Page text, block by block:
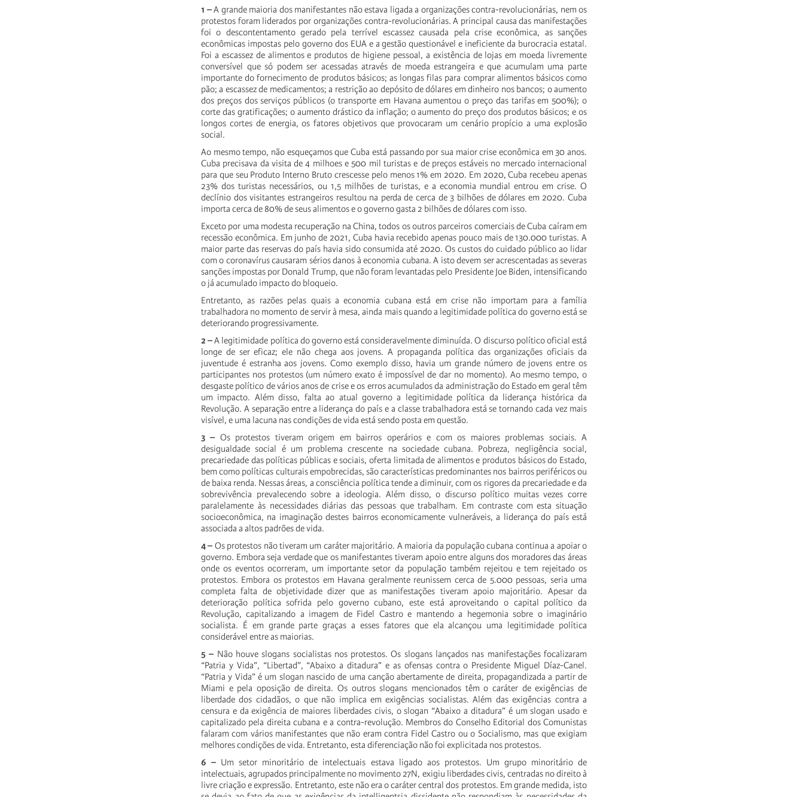
1 –A grande maioria dos manifestantes não estava ligada a organizações contra-revolucionárias, nem os
protestos foram liderados por organizações contra-revolucionárias. A principal causa das manifestações
foi o descontentamento gerado pela terrível escassez causada pela crise econômica, as sanções
econômicas impostas pelo governo dos EUA e a gestão questionável e ineficiente da burocracia estatal.
Foi a escassez de alimentos e produtos de higiene pessoal, a existência de lojas em moeda livremente
conversível que só podem ser acessadas através de moeda estrangeira e que acumulam uma parte
importante do fornecimento de produtos básicos; as longas filas para comprar alimentos básicos como
pão; a escassez de medicamentos; a restrição ao depósito de dólares em dinheiro nos bancos; o aumento
dos preços dos serviços públicos (o transporte em Havana aumentou o preço das tarifas em 500%); o
corte das gratificações; o aumento drástico da inflação; o aumento do preço dos produtos básicos; e os
longos cortes de energia, os fatores objetivos que provocaram um cenário propício a uma explosão
social.
Ao mesmo tempo, não esqueçamos que Cuba está passando por sua maior crise econômica em 30 anos.
Cuba precisava da visita de 4 milhoes e 500 mil turistas e de preços estáveis no mercado internacional
para que seu Produto Interno Bruto crescesse pelo menos 1% em 2020. Em 2020, Cuba recebeu apenas
23% dos turistas necessários, ou 1,5 milhões de turistas, e a economia mundial entrou em crise. O
declínio dos visitantes estrangeiros resultou na perda de cerca de 3 bilhões de dólares em 2020. Cuba
importa cerca de 80% de seus alimentos e o governo gasta 2 bilhões de dólares com isso.
Exceto por uma modesta recuperação na China, todos os outros parceiros comerciais de Cuba caíram em
recessão econômica. Em junho de 2021, Cuba havia recebido apenas pouco mais de 130.000 turistas. A
maior parte das reservas do país havia sido consumida até 2020. Os custos do cuidado público ao lidar
com o coronavírus causaram sérios danos à economia cubana. A isto devem ser acrescentadas as severas
sanções impostas por Donald Trump, que não foram levantadas pelo Presidente Joe Biden, intensificando
o já acumulado impacto do bloqueio.
Entretanto, as razões pelas quais a economia cubana está em crise não importam para a família
trabalhadora no momento de servir à mesa, ainda mais quando a legitimidade política do governo está se
deteriorando progressivamente.
2 –A legitimidade política do governo está consideravelmente diminuída. O discurso político oficial está
longe de ser eficaz; ele não chega aos jovens. A propaganda política das organizações oficiais da
juventude é estranha aos jovens. Como exemplo disso, havia um grande número de jovens entre os
participantes nos protestos (um número exato é impossível de dar no momento). Ao mesmo tempo, o
desgaste político de vários anos de crise e os erros acumulados da administração do Estado em geral têm
um impacto. Além disso, falta ao atual governo a legitimidade política da liderança histórica da
Revolução. A separação entre a liderança do país e a classe trabalhadora está se tornando cada vez mais
visível, e uma lacuna nas condições de vida está sendo posta em questão.
3 – Os protestos tiveram origem em bairros operários e com os maiores problemas sociais. A
desigualdade social é um problema crescente na sociedade cubana. Pobreza, negligência social,
precariedade das políticas públicas e sociais, oferta limitada de alimentos e produtos básicos do Estado,
bem como políticas culturais empobrecidas, são características predominantes nos bairros periféricos ou
de baixa renda. Nessas áreas, a consciência política tende a diminuir, com os rigores da precariedade e da
sobrevivência prevalecendo sobre a ideologia. Além disso, o discurso político muitas vezes corre
paralelamente às necessidades diárias das pessoas que trabalham. Em contraste com esta situação
socioeconômica, na imaginação destes bairros economicamente vulneráveis, a liderança do país está
associada a altos padrões de vida.
4 – Os protestos não tiveram um caráter majoritário. A maioria da população cubana continua a apoiar o
governo. Embora seja verdade que os manifestantes tiveram apoio entre alguns dos moradores das áreas
onde os eventos ocorreram, um importante setor da população também rejeitou e tem rejeitado os
protestos. Embora os protestos em Havana geralmente reunissem cerca de 5.000 pessoas, seria uma
completa falta de objetividade dizer que as manifestações tiveram apoio majoritário. Apesar da
deterioração política sofrida pelo governo cubano, este está aproveitando o capital político da
Revolução, capitalizando a imagem de Fidel Castro e mantendo a hegemonia sobre o imaginário
socialista. É em grande parte graças a esses fatores que ela alcançou uma legitimidade política
considerável entre as maiorias.
5 – Não houve slogans socialistas nos protestos. Os slogans lançados nas manifestações focalizaram
“Patria y Vida”, “Libertad”, “Abaixo a ditadura” e as ofensas contra o Presidente Miguel Díaz-Canel.
“Patria y Vida” é um slogan nascido de uma canção abertamente de direita, propagandizada a partir de
Miami e pela oposição de direita. Os outros slogans mencionados têm o caráter de exigências de
liberdade dos cidadãos, o que não implica em exigências socialistas. Além das exigências contra a
censura e da exigência de maiores liberdades civis, o slogan “Abaixo a ditadura” é um slogan usado e
capitalizado pela direita cubana e a contra-revolução. Membros do Conselho Editorial dos Comunistas
falaram com vários manifestantes que não eram contra Fidel Castro ou o Socialismo, mas que exigiam
melhores condições de vida. Entretanto, esta diferenciação não foi explicitada nos protestos.
6 – Um setor minoritário de intelectuais estava ligado aos protestos. Um grupo minoritário de
intelectuais, agrupados principalmente no movimento 27N, exigiu liberdades civis, centradas no direito à
livre criação e expressão. Entretanto, este não era o caráter central dos protestos. Em grande medida, isto